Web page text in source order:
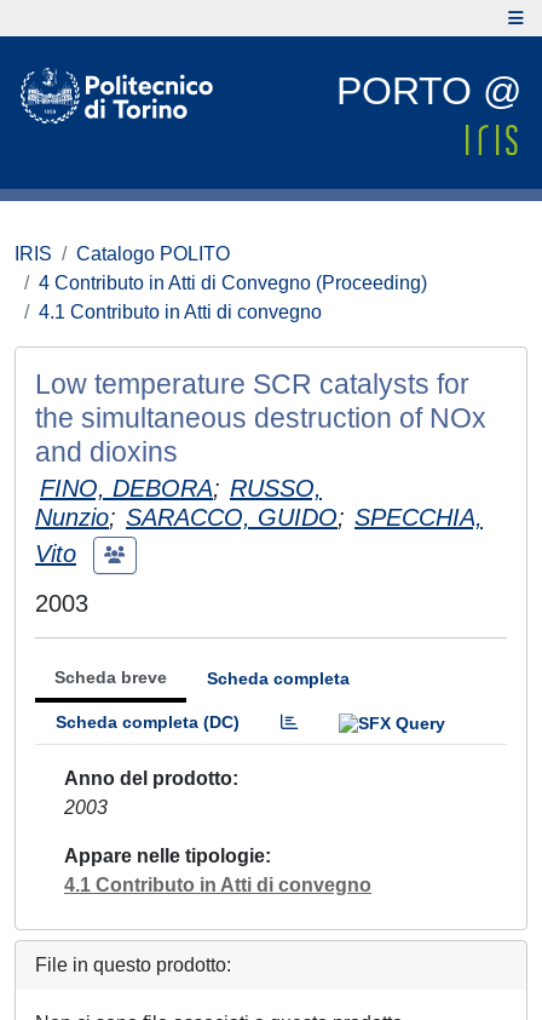
PORTO @
IRIS
Catalogo POLITO
4 Contributo in Atti di Convegno (Proceeding)
4.1 Contributo in Atti di convegno
Low temperature SCR catalysts for
the simultaneous destruction of NOx
and dioxins
FINO, DEBORA; RUSSO,
Nunzio; SARACCO, GUIDO; SPECCHIA,
Vito
2003
Scheda breve Scheda completa
Scheda completa (DC)
Anno del prodotto
2003
Appare nelle tipologie
4.1 Contributo in Atti di convegno
File in questo prodotto: